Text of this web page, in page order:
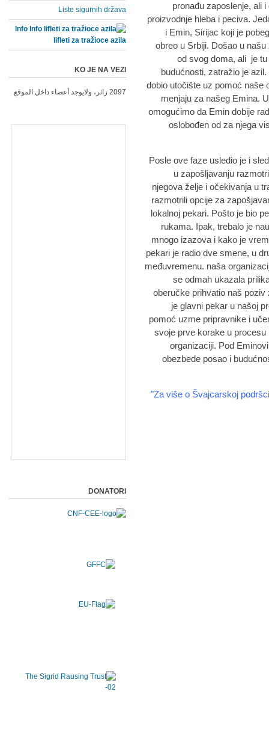
pronađu zaposlenje, ali
proizvodnje hleba i peciva.
i Emin, Sirijac koji je
obreo u Srbiji. Došao u
od svog doma, ali je
budućnosti, zatražio je
dobio utočište uz pomoć naše
menjaju za našeg Emina.
omogućimo da Emin dobije
oslobođen od za njega
Posle ove faze usledio je i
u zapošljavanju
njegova želje i očekivanja u
razmotrili opcije za
lokalnoj pekari. Pošto je bio
rukama. Ipak, trebalo je
mnogo izazova i kako je
pekari je radio dve smene, u
međuvremenu. naša
se odmah ukazala
oberučke prihvatio naš
je glavni pekar u našoj
pomoć uzme pripravnike i
svoje prve korake u procesu
organizaciji. Pod
obezbede posao i
Liste sigurnih država
Info
lifleti za tražioce azila
KO JE NA VEZI
2097 زائر، ولايوجد أعضاء داخل الموقع
DONATORI